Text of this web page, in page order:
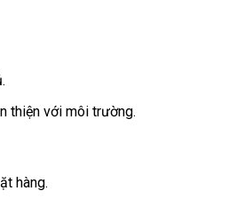
thiện với môi trường.
hàng.